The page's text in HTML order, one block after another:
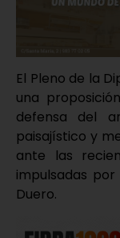
El Pleno de la
una
defensa del
paisajístico y
ante las
impulsadas
Duero.